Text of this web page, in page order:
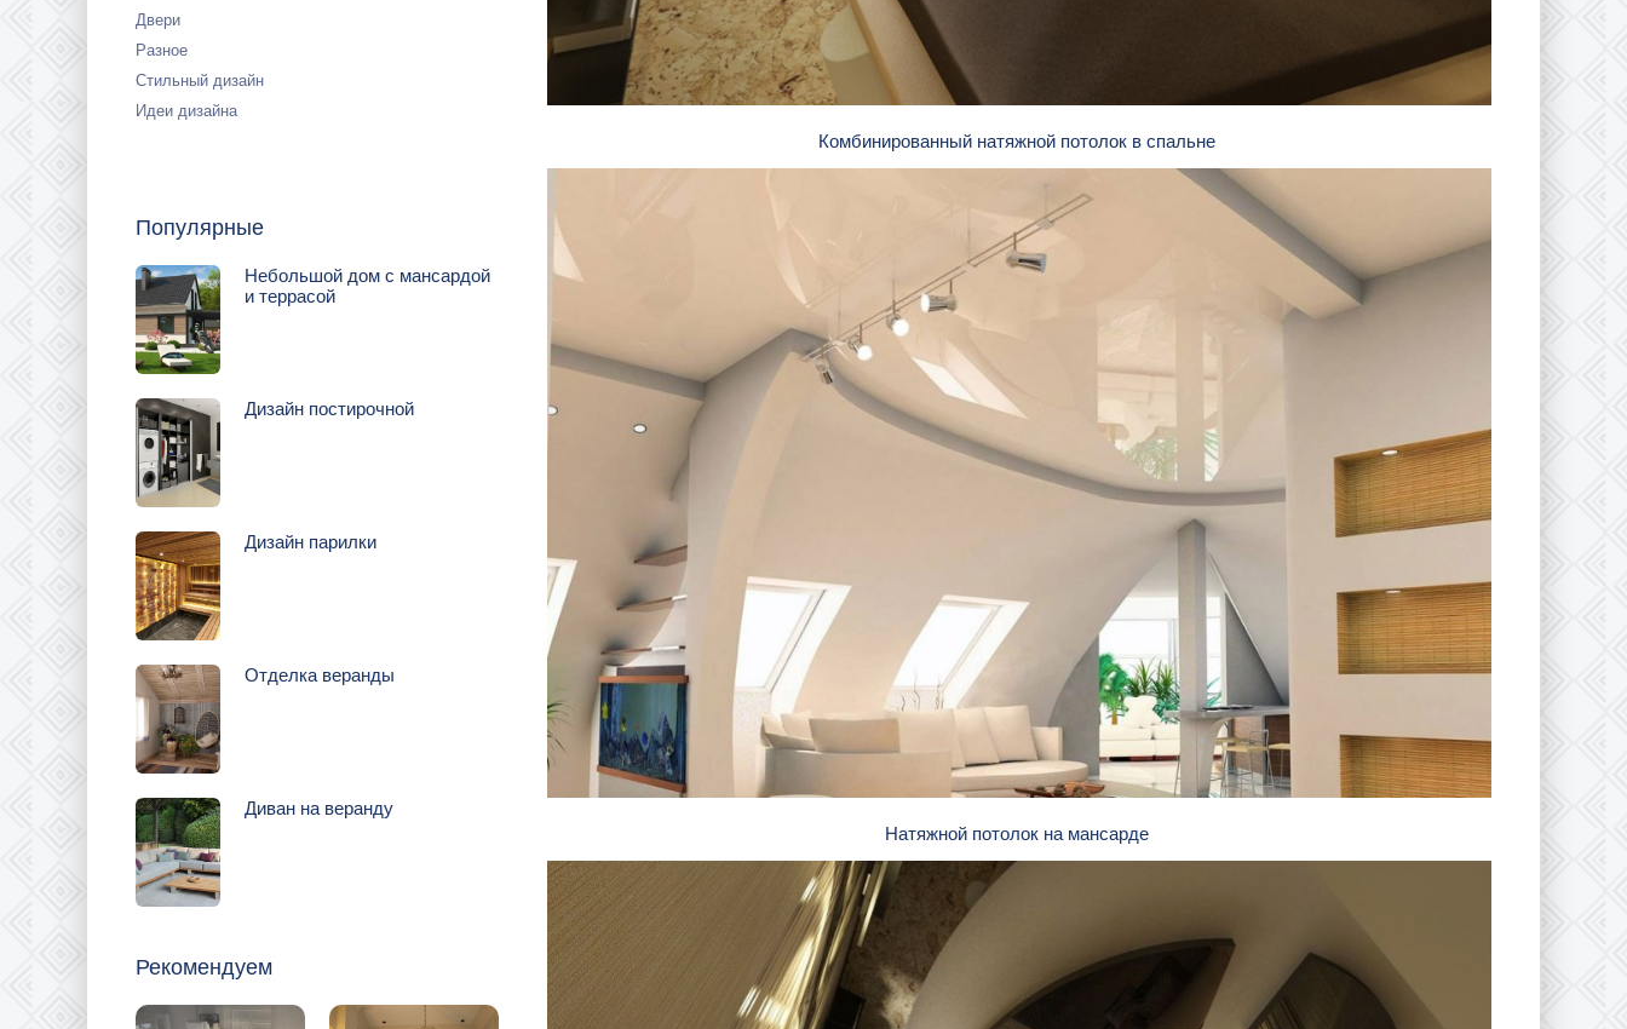
Двери
Разное
Стильный дизайн
Идеи дизайна
Популярные
Небольшой дом с мансардой
и террасой
Дизайн постирочной
Дизайн парилки
Отделка веранды
Диван на веранду
Рекомендуем
Комбинированный натяжной потолок в спальне
Натяжной потолок на мансарде